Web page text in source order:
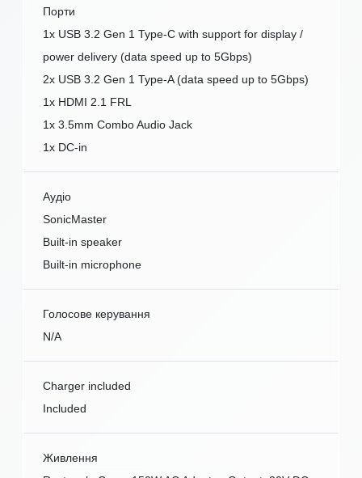
Порти
1x USB 3.2 Gen 1 Type-C with support for display /
power delivery (data speed up to 5Gbps)
2x USB 3.2 Gen 1 Type-A (data speed up to 5Gbps)
1x HDMI 2.1 FRL
1x 3.5mm Combo Audio Jack
1x DC-in
Аудіо
SonicMaster
Built-in speaker
Built-in microphone
Голосове керування
N/A
Charger included
Included
Живлення